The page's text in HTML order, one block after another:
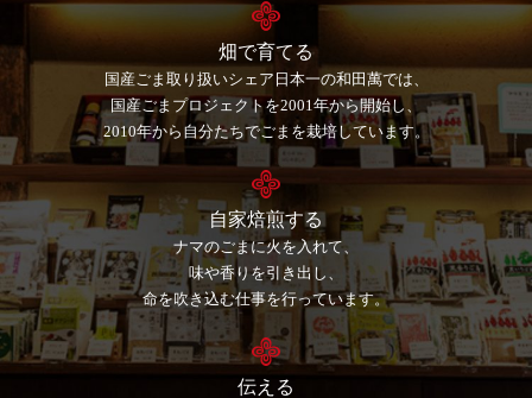
畑で育てる
国産ごま取り扱いシェア日本一の和田萬では、
国産ごまプロジェクトを2001年から開始し、
2010年から自分たちでごまを栽培しています。
自家焙煎する
ナマのごまに火を入れて、
味や香りを引き出し、
命を吹き込む仕事を行っています。
伝える